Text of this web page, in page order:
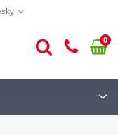
0